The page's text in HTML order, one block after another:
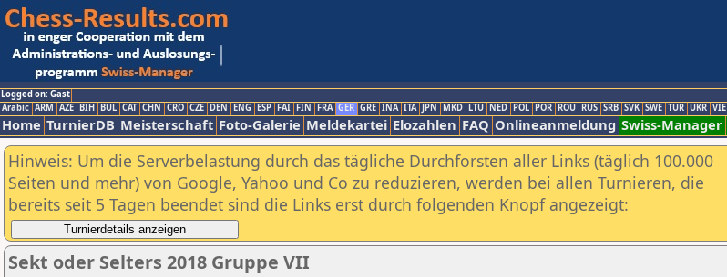
Logged on: Gast
Arabic ARM AZE BIH BUL CAT CHN CRO CZE DEN ENG ESP FAI FIN FRA GER GRE INA ITA JPN MKD LTU NED POL POR ROU RUS SRB SVK SWE TUR UKR VIE
Home TurnierDB Meisterschaft Foto-Galerie Meldekartei Elozahlen FAQ Onlineanmeldung Swiss-Manager
Hinweis: Um die Serverbelastung durch das tägliche Durchforsten aller Links (täglich 100.000
Seiten und mehr) von Google, Yahoo und Co zu reduzieren, werden bei allen Turnieren, die
bereits seit 5 Tagen beendet sind die Links erst durch folgenden Knopf angezeigt:
Sekt oder Selters 2018 Gruppe VII